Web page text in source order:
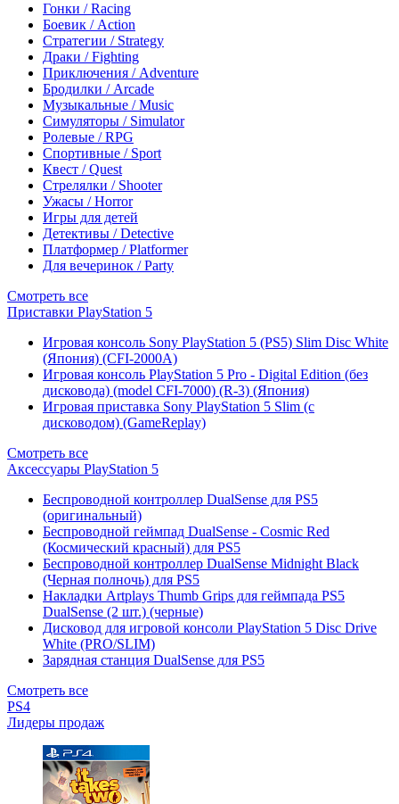
Гонки / Racing
Боевик / Action
Стратегии / Strategy
Драки / Fighting
Приключения / Adventure
Бродилки / Arcade
Музыкальные / Music
Симуляторы / Simulator
Ролевые / RPG
Спортивные / Sport
Квест / Quest
Стрелялки / Shooter
Ужасы / Horror
Игры для детей
Детективы / Detective
Платформер / Platformer
Для вечеринок / Party
Смотреть все
Приставки PlayStation 5
Игровая консоль Sony PlayStation 5 (PS5) Slim Disc White
(Япония) (CFI-2000A)
Игровая консоль PlayStation 5 Pro - Digital Edition (без
дисковода) (model CFI-7000) (R-3) (Япония)
Игровая приставка Sony PlayStation 5 Slim (с
дисководом) (GameReplay)
Смотреть все
Аксессуары PlayStation 5
Беспроводной контроллер DualSense для PS5
(оригинальный)
Беспроводной геймпад DualSense - Cosmic Red
(Космический красный) для PS5
Беспроводной контроллер DualSense Midnight Black
(Черная полночь) для PS5
Накладки Artplays Thumb Grips для геймпада PS5
DualSense (2 шт.) (черные)
Дисковод для игровой консоли PlayStation 5 Disc Drive
White (PRO/SLIM)
Зарядная станция DualSense для PS5
Смотреть все
PS4
Лидеры продаж